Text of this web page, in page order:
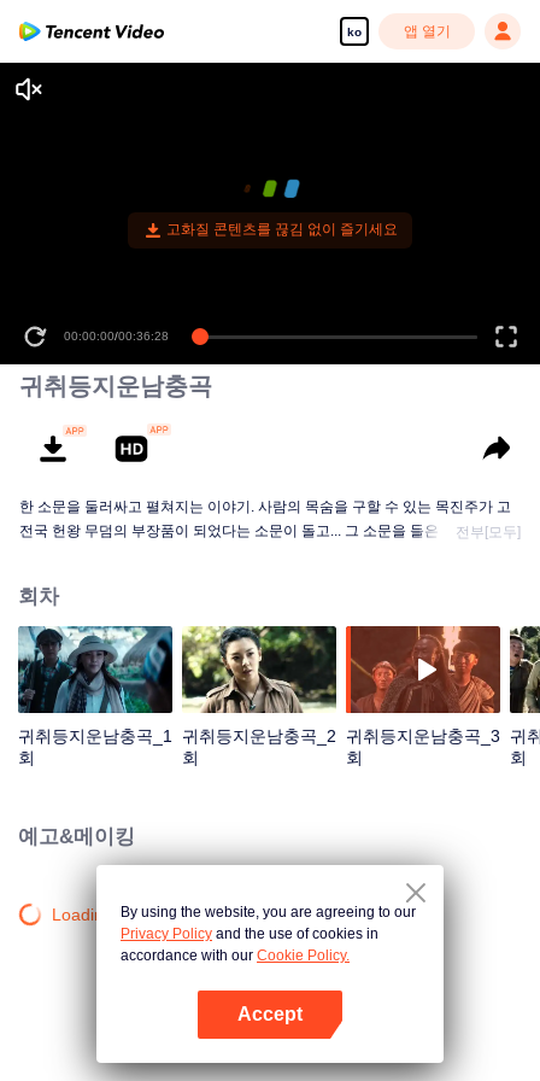
ko 앱 열기
고화질 콘텐츠를 끊김 없이 즐기세요
00:00:00/00:36:28
귀취등지운남충곡
한 소문을 둘러싸고 펼쳐지는 이야기. 사람의 목숨을 구할 수 있는 목진주가 고
전국 헌왕 무덤의 부장품이 되었다는 소문이 돌고... 그 소문을 들은 모금교위 호
전부[모두]
회차
귀취등지운남충곡_1
회
귀취등지운남충곡_2
회
귀취등지운남충곡_3
회
귀
회
예고&메이킹
Loading…By using the website, you are agreeing to our
Privacy Policy and the use of cookies in
accordance with our Cookie Policy.
Accept